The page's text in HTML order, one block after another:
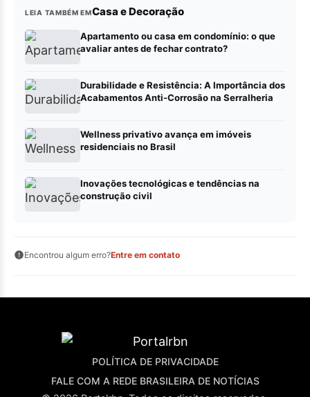
LEIA TAMBÉM EMCasa e Decoração
Apartamento ou casa em condomínio: o que
avaliar antes de fechar contrato?
Durabilidade e Resistência: A Importância dos
Acabamentos Anti-Corrosão na Serralheria
Wellness privativo avança em imóveis
residenciais no Brasil
Inovações tecnológicas e tendências na
construção civil
Encontrou algum erro?Entre em contato
POLÍTICA DE PRIVACIDADE
FALE COM A REDE BRASILEIRA DE NOTÍCIAS